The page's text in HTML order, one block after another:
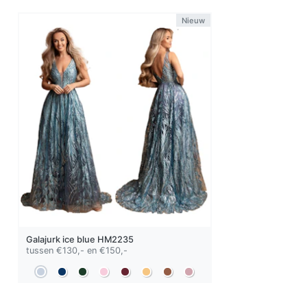
Nieuw
Galajurk ice blue HM2235
tussen €130,- en €150,-